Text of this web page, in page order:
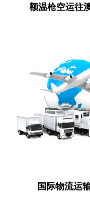
额温枪空运往
国际物流运